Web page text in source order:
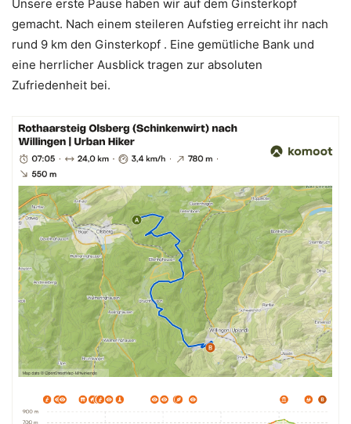
Unsere erste Pause haben wir auf dem Ginsterkopf
gemacht. Nach einem steileren Aufstieg erreicht ihr nach
rund 9 km den Ginsterkopf . Eine gemütliche Bank und
eine herrlicher Ausblick tragen zur absoluten
Zufriedenheit bei.